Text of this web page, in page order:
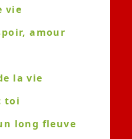
vie
amour
la vie
toi
long fleuve